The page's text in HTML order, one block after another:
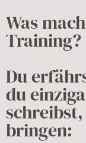
Was
Training?
Du
du
bringen: